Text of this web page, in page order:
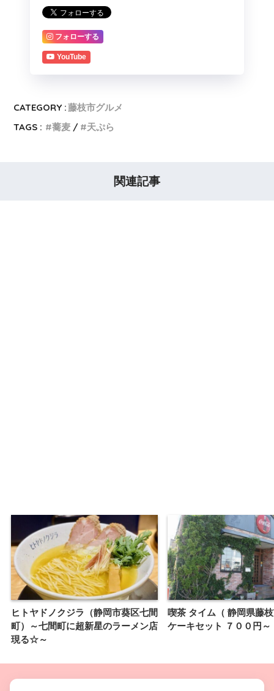
フォローする
YouTube
CATEGORY :藤枝市グルメ
TAGS :
蕎麦 天ぷら
関連記事
ヒトヤドノクジラ（静岡市葵区七間
町）～七間町に超新星のラーメン店
現る☆～
喫茶 タイム（ 静岡県藤
ケーキセット ７００円～